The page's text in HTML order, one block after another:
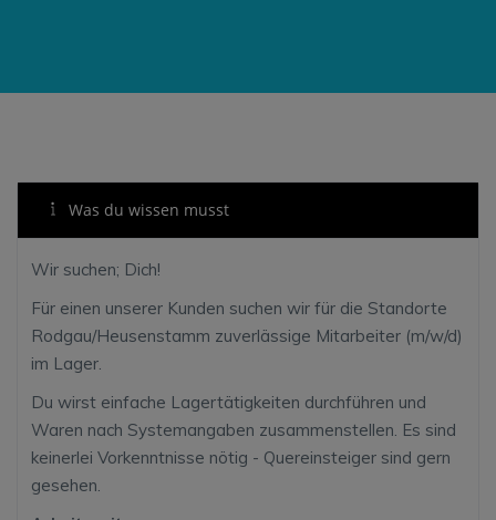
Was du wissen musst
Wir suchen; Dich!
Für einen unserer Kunden suchen wir für die Standorte
Rodgau/Heusenstamm zuverlässige Mitarbeiter (m/w/d)
im Lager.
Du wirst einfache Lagertätigkeiten durchführen und
Waren nach Systemangaben zusammenstellen. Es sind
keinerlei Vorkenntnisse nötig - Quereinsteiger sind gern
gesehen.